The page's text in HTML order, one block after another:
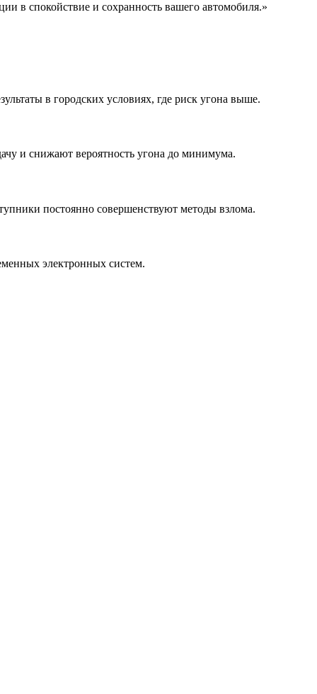
в спокойствие и сохранность вашего автомобиля.»
в городских условиях, где риск угона выше.
и снижают вероятность угона до минимума.
постоянно совершенствуют методы взлома.
электронных систем.